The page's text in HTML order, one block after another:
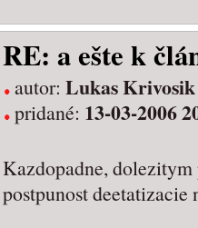
RE: a ešte k
autor: Lukas Krivosik
pridané: 13-03-2006
Kazdopadne,
postpunost deetatizacie